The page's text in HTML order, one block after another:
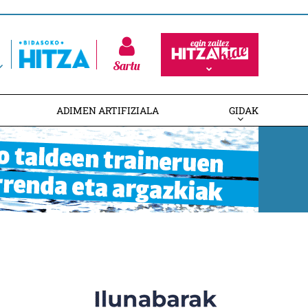
Sartu
ADIMEN ARTIFIZIALA GIDAK